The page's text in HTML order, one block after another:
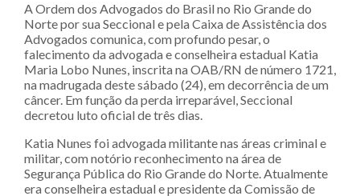
A Ordem dos Advogados do Brasil no Rio Grande do
Norte por sua Seccional e pela Caixa de Assistência dos
Advogados comunica, com profundo pesar, o
falecimento da advogada e conselheira estadual Katia
Maria Lobo Nunes, inscrita na OAB/RN de número 1721,
na madrugada deste sábado (24), em decorrência de um
câncer. Em função da perda irreparável, Seccional
decretou luto oficial de três dias.
Katia Nunes foi advogada militante nas áreas criminal e
militar, com notório reconhecimento na área de
Segurança Pública do Rio Grande do Norte. Atualmente
era conselheira estadual e presidente da Comissão de